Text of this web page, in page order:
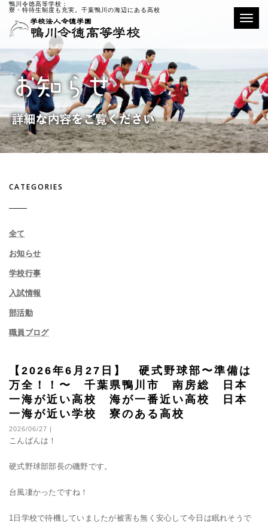
鴨川令徳高等学校：
寮・特待生制度も充実。千葉鴨川の海辺にある高校
CATEGORIES
全て
お知らせ
学校行事
入試情報
部活動
職員ブログ
【2026年6月27日】 硬式野球部〜準備は
万全！！〜 千葉県鴨川市 南房総 日本
一海が近い高校 海が一番近い高校 日本
一海が近い学校 寮のある高校
2026/06/27 |
こんばんは！
硬式野球部部長の磯野です。
台風凄かったですね！
1日学校で待機していましたが被害も無く安心して今日は眠れそうで